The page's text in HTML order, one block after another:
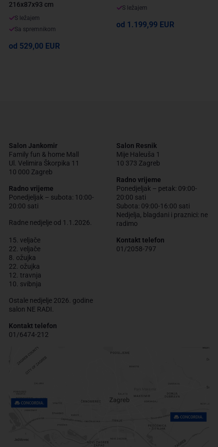
216x87x93 cm
S ležajem
Sa spremnikom
od 529,00 EUR
S ležajem
od 1.199,99 EUR
Salon Jankomir
Family fun & home Mall
Ul. Velimira Škorpika 11
10 000 Zagreb
Radno vrijeme
Ponedjeljak – subota: 10:00-
20:00 sati
Radne nedjelje od 1.1.2026.
15. veljače
22. veljače
8. ožujka
22. ožujka
12. travnja
10. svibnja
Ostale nedjelje 2026. godine
salon NE RADI.
Kontakt telefon
01/6474-212
Salon Resnik
Mije Haleuša 1
10 373 Zagreb
Radno vrijeme
Ponedjeljak – petak: 09:00-
20:00 sati
Subota: 09:00-16:00 sati
Nedjelja, blagdani i praznici: ne
radimo
Kontakt telefon
01/2058-797